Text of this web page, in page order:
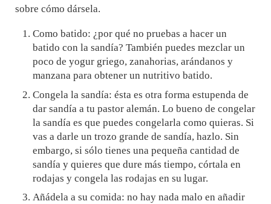
sobre cómo dársela.
Como batido: ¿por qué no pruebas a hacer un
batido con la sandía? También puedes mezclar un
poco de yogur griego, zanahorias, arándanos y
manzana para obtener un nutritivo batido.
Congela la sandía: ésta es otra forma estupenda de
dar sandía a tu pastor alemán. Lo bueno de congelar
la sandía es que puedes congelarla como quieras. Si
vas a darle un trozo grande de sandía, hazlo. Sin
embargo, si sólo tienes una pequeña cantidad de
sandía y quieres que dure más tiempo, córtala en
rodajas y congela las rodajas en su lugar.
Añádela a su comida: no hay nada malo en añadir